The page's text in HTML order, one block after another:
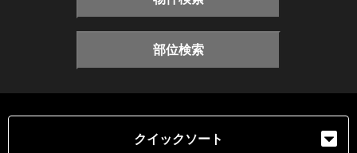
部位検索
クイックソート